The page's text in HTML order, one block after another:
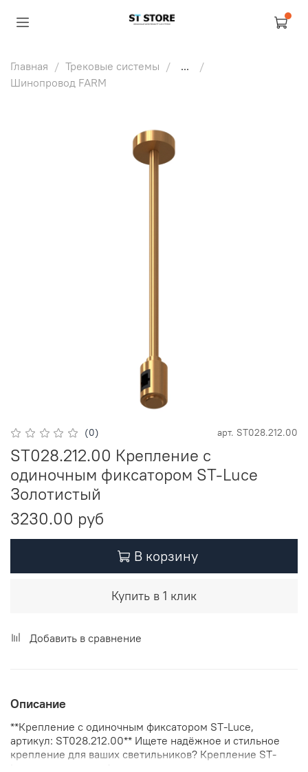
Главная Трековые системы
...
Шинопровод FARM
(0) арт. ST028.212.00
ST028.212.00 Крепление с
одиночным фиксатором ST-Luce
Золотистый
3230.00 руб
В корзину
Купить в 1 клик
Добавить в сравнение
Описание
**Крепление с одиночным фиксатором ST-Luce,
артикул: ST028.212.00** Ищете надёжное и стильное
крепление для ваших светильников? Крепление ST-